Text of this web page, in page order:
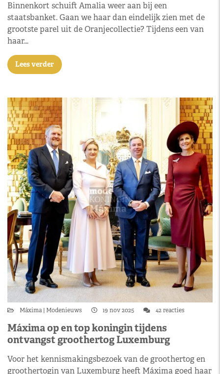
Binnenkort schuift Amalia weer aan bij een
staatsbanket. Gaan we haar dan eindelijk zien met de
grootste parel uit de Oranjecollectie? Tijdens een van
haar…
Lees verder
Máxima Modenieuws 19 nov 2025 42 reacties
Máxima op en top koningin tijdens
ontvangst groothertog Luxemburg
Voor het kennismakingsbezoek van de groothertog en
groothertogin van Luxemburg heeft Máxima goed haar